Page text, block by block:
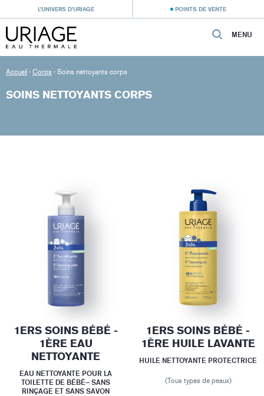
L’UNIVERS D’URIAGE POINTS DE VENTE
MENU
Accueil › Corps › Soins nettoyants corps
SOINS NETTOYANTS CORPS
1ERS SOINS BÉBÉ -
1ÈRE EAU
NETTOYANTE
EAU NETTOYANTE POUR LA
TOILETTE DE BÉBÉ– SANS
RINÇAGE ET SANS SAVON
1ERS SOINS BÉBÉ -
1ÈRE HUILE LAVANTE
HUILE NETTOYANTE PROTECTRICE
(Tous types de peaux)